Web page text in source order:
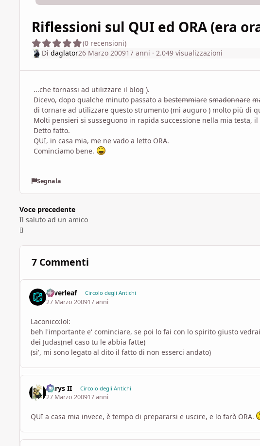
Riflessioni sul QUI ed ORA (era
(0 recensioni)
Di daglator26 Marzo 200917 anni · 2.049 visualizzazioni
...che tornassi ad utilizzare il blog ).
Dicevo, dopo qualche minuto passato a bestemmiare smadonnare
di tornare ad utilizzare questo strumento (mi auguro ) molto più di
Molti pensieri si susseguono in rapida successione nella mia
Detto fatto.
QUI, in casa mia, me ne vado a letto ORA.
Cominciamo bene.
Segnala
Voce precedente
Il saluto ad un amico
7 Commenti
Silverleaf Circolo degli Antichi
27 Marzo 200917 anni
Laconico:lol:
beh l'importante e' cominciare, se poi lo fai con lo spirito giusto
dei Judas(nel caso tu le abbia fatte)
(si', mi sono legato al dito il fatto di non esserci andato)
Aerys II Circolo degli Antichi
27 Marzo 200917 anni
QUI a casa mia invece, è tempo di prepararsi e uscire, e lo farò ORA.